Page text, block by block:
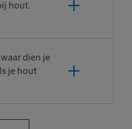
hout.
dien je
je hout